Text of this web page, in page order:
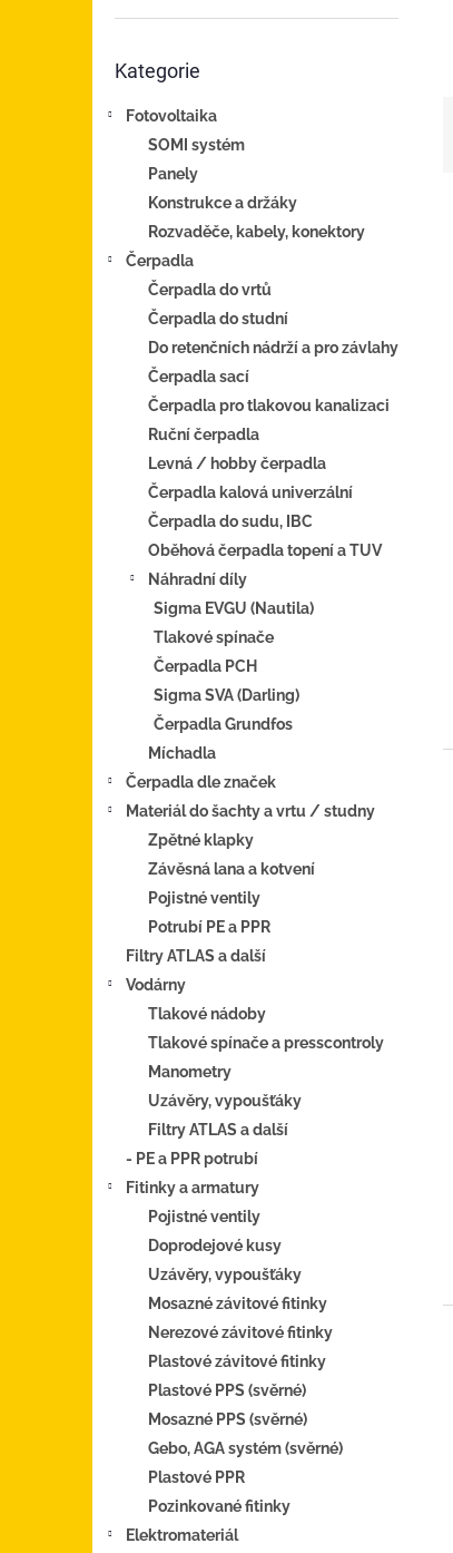
kategorie
Kategorie
Fotovoltaika
SOMI systém
Panely
Konstrukce a držáky
Rozvaděče, kabely, konektory
Čerpadla
Čerpadla do vrtů
Čerpadla do studní
Do retenčních nádrží a pro závlahy
Čerpadla sací
Čerpadla pro tlakovou kanalizaci
Ruční čerpadla
Levná / hobby čerpadla
Čerpadla kalová univerzální
Čerpadla do sudu, IBC
Oběhová čerpadla topení a TUV
Náhradní díly
Sigma EVGU (Nautila)
Tlakové spínače
Čerpadla PCH
Sigma SVA (Darling)
Čerpadla Grundfos
Míchadla
Čerpadla dle značek
Materiál do šachty a vrtu / studny
Zpětné klapky
Závěsná lana a kotvení
Pojistné ventily
Potrubí PE a PPR
Filtry ATLAS a další
Vodárny
Tlakové nádoby
Tlakové spínače a presscontroly
Manometry
Uzávěry, vypoušťáky
Filtry ATLAS a další
- PE a PPR potrubí
Fitinky a armatury
Pojistné ventily
Doprodejové kusy
Uzávěry, vypoušťáky
Mosazné závitové fitinky
Nerezové závitové fitinky
Plastové závitové fitinky
Plastové PPS (svěrné)
Mosazné PPS (svěrné)
Gebo, AGA systém (svěrné)
Plastové PPR
Pozinkované fitinky
Elektromateriál